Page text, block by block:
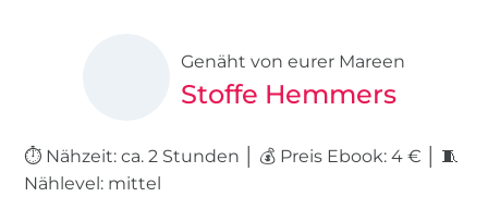
Genäht von eurer Mareen
Stoffe Hemmers
⏱️ Nähzeit: ca. 2 Stunden │ 💰 Preis Ebook: 4 € │ 🧵
Nählevel: mittel